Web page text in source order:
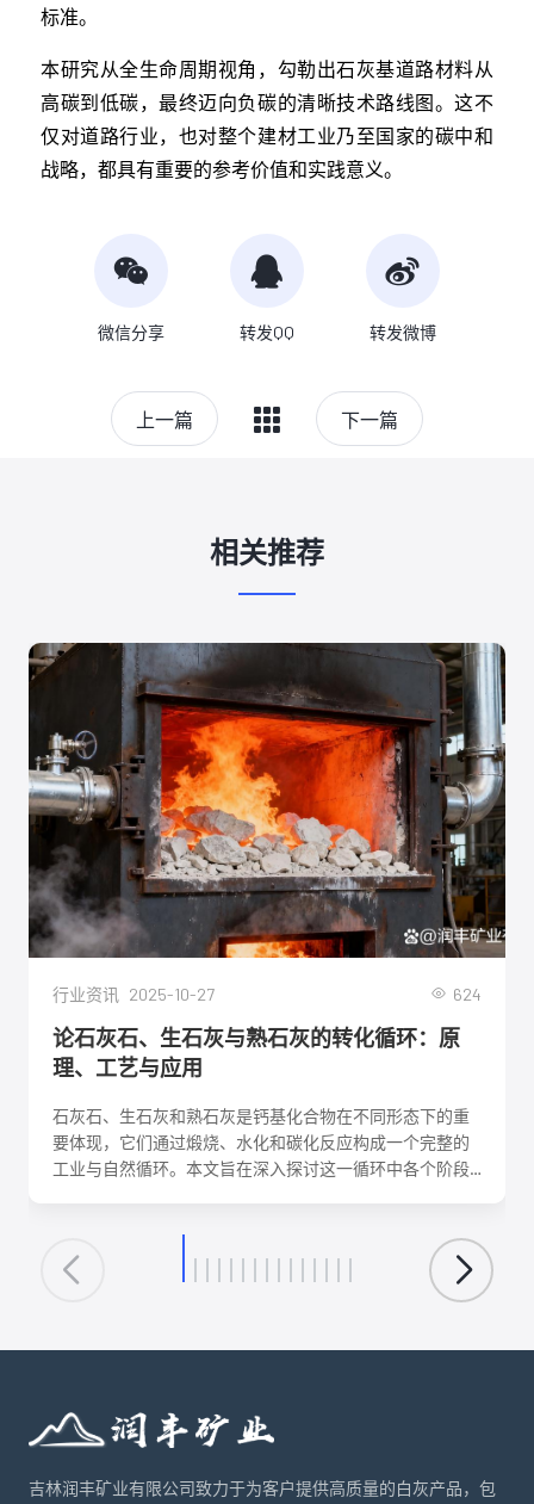
标准。
本研究从全生命周期视角，勾勒出石灰基道路材料从
高碳到低碳，最终迈向负碳的清晰技术路线图。这不
仅对道路行业，也对整个建材工业乃至国家的碳中和
战略，都具有重要的参考价值和实践意义。
微信分享 转发QQ 转发微博
上一篇 下一篇
相关推荐
行业资讯 2025-10-27 624
论石灰石、生石灰与熟石灰的转化循环：原
理、工艺与应用
石灰石、生石灰和熟石灰是钙基化合物在不同形态下的重
要体现，它们通过煅烧、水化和碳化反应构成一个完整的
工业与自然循环。本文旨在深入探讨这一循环中各个阶段
优化生产工艺、降低能耗、实现资源可持续利用具有重要
意义。
吉林润丰矿业有限公司致力于为客户提供高质量的白灰产品，包